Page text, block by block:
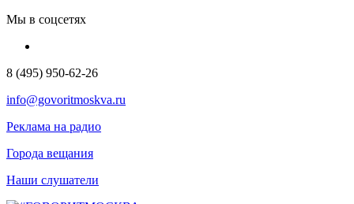
Мы в соцсетях
8 (495) 950-62-26
info@govoritmoskva.ru
Реклама на радио
Города вещания
Наши слушатели